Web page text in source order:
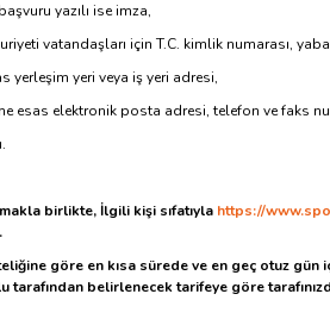
yazılı ise imza,
vatandaşları için T.C. kimlik numarası,
yerleşim yeri veya iş yeri adresi,
esas elektronik posta adresi, telefon ve faks
birlikte, İlgili kişi sıfatıyla https://
göre en kısa sürede ve en geç otuz gün
tarafından belirlenecek tarifeye göre